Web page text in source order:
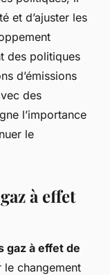
et d’ajuster les
des politiques
d’émissions
des
l’importance
le
à effet
gaz à effet de
le changement